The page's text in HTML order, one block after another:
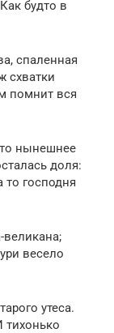
будто в
спаленная
схватки
помнит вся
нынешнее
доля:
господня
великана;
весело
утеса.
тихонько